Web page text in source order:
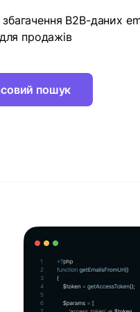
B2B-даних
продажів
пошук